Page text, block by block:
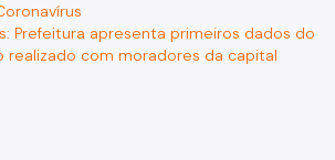
Prefeitura apresenta primeiros dados do
realizado com moradores da capital